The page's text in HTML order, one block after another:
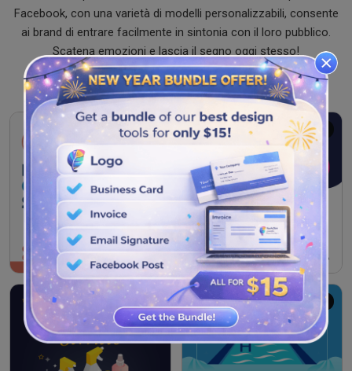
Facebook, con una varietà di modelli personalizzabili, consente
ai brand di entrare facilmente in sintonia con il loro pubblico.
Scatena emozioni e lascia il segno oggi stesso!
Gratuito Gratuito
Gratuito Gratuito